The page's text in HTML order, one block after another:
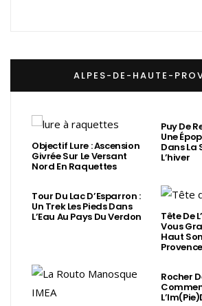
ALPES-DE-HAUTE-
Objectif Lure : Ascension
Givrée Sur Le Versant
Nord En Raquettes
Puy De
Une
Dans La
L’hiver
Tour Du Lac D’Esparron :
Un Trek Les Pieds Dans
L’Eau Au Pays Du Verdon Tête De
Vous
Haut
Rocher